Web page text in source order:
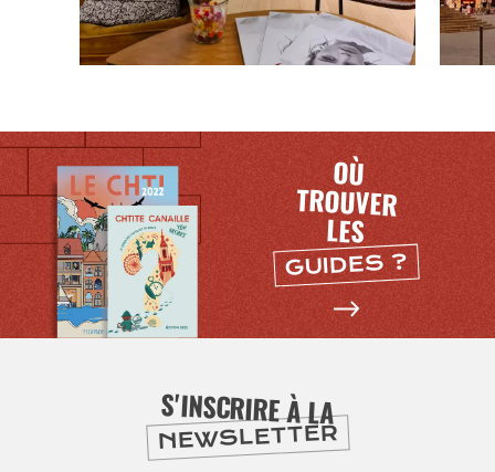
la
OÙ
TROUVER
LES
GUIDES ?
S'INSCRIRE À LA
NEWSLETTER